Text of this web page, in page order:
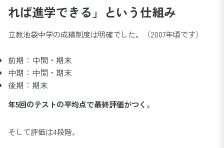
れば進学できる」という仕組み
立教池袋中学の成績制度は明確でした。（2007年頃です）
前期：中間・期末
中期：中間・期末
後期：期末
年5回のテストの平均点で最終評価がつく。
そして評価は4段階。